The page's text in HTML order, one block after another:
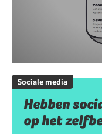
Sociale media
Hebben
op het